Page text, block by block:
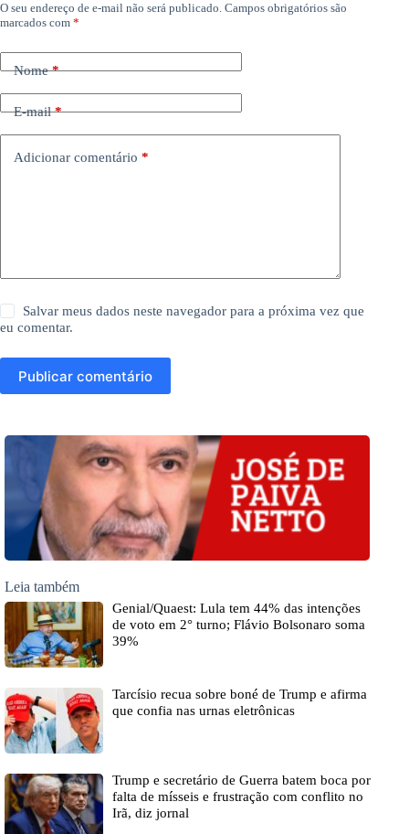
O seu endereço de e-mail não será publicado. Campos obrigatórios são
marcados com *
Nome*
E-mail*
Adicionar comentário *
Salvar meus dados neste navegador para a próxima vez que
eu comentar.
Publicar comentário
Leia também
Genial/Quaest: Lula tem 44% das intenções
de voto em 2° turno; Flávio Bolsonaro soma
39%
Tarcísio recua sobre boné de Trump e afirma
que confia nas urnas eletrônicas
Trump e secretário de Guerra batem boca por
falta de mísseis e frustração com conflito no
Irã, diz jornal